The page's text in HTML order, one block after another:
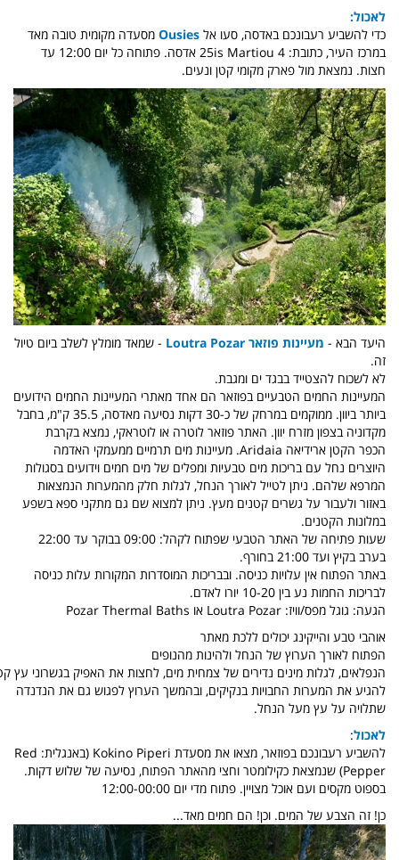
לאכול:
כדי להשביע רעבונכם באדסה, סעו אל Ousies מסעדה מקומית טובה מאד
במרכז העיר, כתובת: 25is Martiou 4 אדסה. פתוחה כל יום 12:00 עד
חצות. נמצאת מול פארק מקומי קטן ונעים.
היעד הבא - מעיינות פוזאר Loutra Pozar
- שמאד מומלץ לשלב ביום טיול
זה.
לא לשכוח להצטייד בבגד ים ומגבת.
המעיינות החמים הטבעיים בפוזאר הם אחד מאתרי המעיינות החמים הידועים
ביותר ביוון. ממוקמים במרחק של כ-30 דקות נסיעה מאדסה, 35.5 ק"מ, בחבל
מקדוניה בצפון מזרח יוון. האתר פוזאר לוטרה או לוטראקי, נמצא בקרבת
הכפר הקטן ארידיאה Aridaia. מעיינות מים תרמיים ממעמקי האדמה
היוצרים נחל עם בריכות מים טבעיות ומפלים של מים חמים וידועים בסגולות
המרפא שלהם. ניתן לטייל לאורך הנחל, לגלות חלק מהמערות הנמצאות
באזור ולעבור על גשרים קטנים מעץ. ניתן למצוא שם גם מתקני ספא בשפע
במלונות הקטנים.
שעות פתיחה של האתר הטבעי שפתוח לקהל: 09:00 בבוקר עד 22:00
בערב בקיץ ועד 21:00 בחורף.
באתר הפתוח אין עלויות כניסה. ובבריכות המוסדרות המקורות עלות כניסה
לבריכות החמות נע בין 10-20 יורו לאדם.
הגעה: גוגל מפס/וויז: Loutra Pozar או Pozar Thermal Baths
אוהבי טבע והייקינג יכולים ללכת מאתר
הפתוח לאורך הערוץ של הנחל ולהינות מהנופים
הנפלאים, לגלות מינים נדירים של צמחית מים, לחצות את האפיק בגשרוני עץ
להגיע את המערות החבויות בנקיקים, ובהמשך הערוץ לפגוש גם את הנדנדה
שתלויה על עץ מעל הנחל.
לאכול:
להשביע רעבונכם בפוזאר, מצאו את מסעדת Kokino Piperi (באנגלית:
Red
Pepper) שנמצאת כקילומטר וחצי מהאתר הפתוח, נסיעה של שלוש דקות.
בספוט מקסים ועם אוכל מצויין. פתוח מדי יום 12:00-00:00
כן! זה הצבע של המים. וכן! הם חמים מאד...